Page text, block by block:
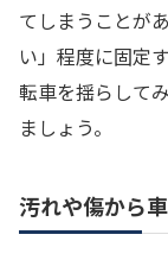
てしまうことが
い」程度に固定
転車を揺らして
ましょう。
汚れや傷から